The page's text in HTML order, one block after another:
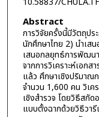
Abstract
การวิจัยครั้งนี้มีวัตถุป
นักศึกษาไทย 2) นำเส
เสนอกลยุทธ์การพัฒน
จากการวิเคราะห์เอก
แล้ว ศึกษาเชิงปริมาณ
จำนวน 1,600 คน วิเค
เชิงสำรวจ โดยวิธีสกั
แบบตั้งฉากด้วยวิธีวารี